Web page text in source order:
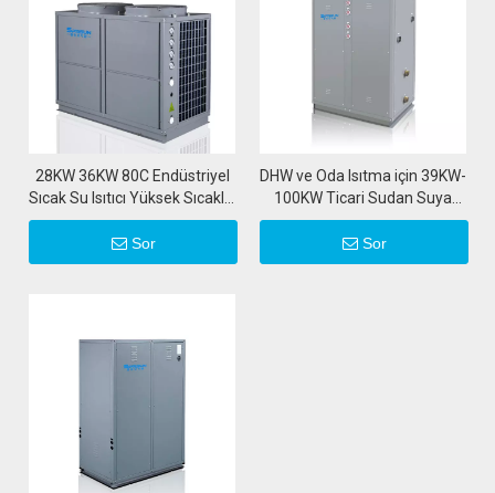
28KW 36KW 80C Endüstriyel
Sıcak Su Isıtıcı Yüksek Sıcaklık
Hava Kaynaklı Isı Pompası
Sor
DHW ve Oda Isıtma için 39KW-
100KW Ticari Sudan Suya
Açık Döngü Isı Pompası
Sor